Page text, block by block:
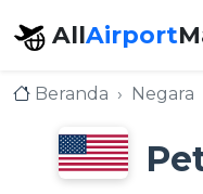
AllAirport
Beranda Negara